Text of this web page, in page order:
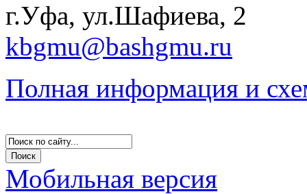
г.Уфа, ул.Шафиева, 2
kbgmu@bashgmu.ru
Полная информация и
Мобильная версия